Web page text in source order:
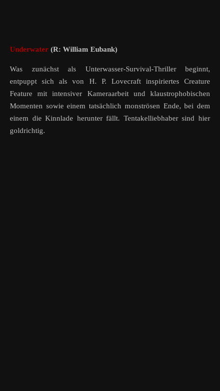
Underwater (R: William Eubank)
Was zunächst als Unterwasser-Survival-Thriller beginnt,
entpuppt sich als von H. P. Lovecraft inspiriertes Creature
Feature mit intensiver Kameraarbeit und klaustrophobischen
Momenten sowie einem tatsächlich monströsen Ende, bei dem
einem die Kinnlade herunter fällt. Tentakelliebhaber sind hier
goldrichtig.